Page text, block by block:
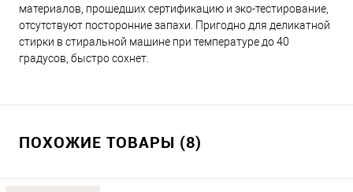
материалов, прошедших сертификацию и эко-тестирование,
отсутствуют посторонние запахи. Пригодно для деликатной
стирки в стиральной машине при температуре до 40
градусов, быстро сохнет.
ПОХОЖИЕ ТОВАРЫ (8)